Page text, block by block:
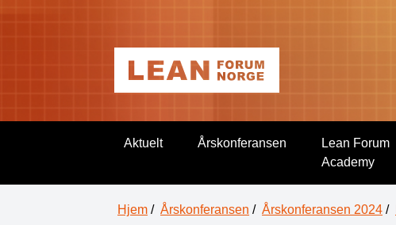
Aktuelt Årskonferansen
Lean Forum
Academy
Hjem / Årskonferansen / Årskonferansen 2024 /